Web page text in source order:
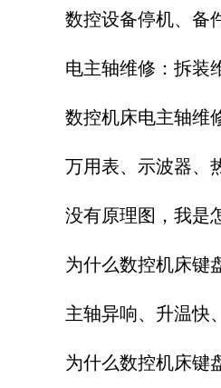
数控设备停机、备
反复修?这篇讲透
电主轴维修：拆装
，哪些操作易造成
数控机床电主轴维
注意事项
万用表、示波器、
工程师到底该怎么
没有原理图，我是
控电路板修好的
为什么数控机床键
灵？
主轴异响、升温快
业电主轴维修解决
为什么数控机床键